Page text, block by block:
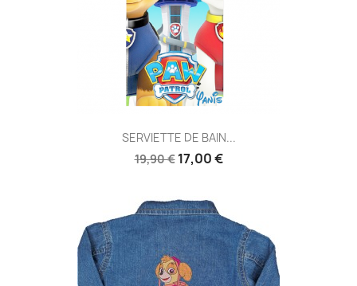
SERVIETTE DE BAIN...
19,90 € 17,00 €